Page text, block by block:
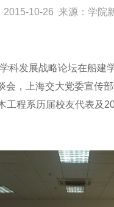
2015-10-26 来源：学院
发展战略论坛在船建
，上海交大党委宣传
程系历届校友代表及